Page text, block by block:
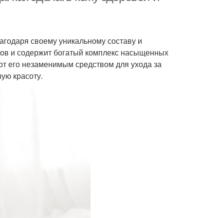
своему уникальному составу и
и содержит богатый комплекс насыщенных
его незаменимым средством для ухода за
красоту.